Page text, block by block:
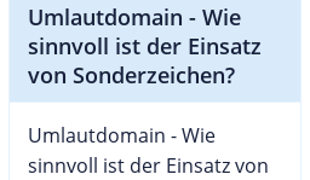
Umlautdomain - Wie
sinnvoll ist der Einsatz
von Sonderzeichen?
Umlautdomain - Wie
sinnvoll ist der Einsatz von